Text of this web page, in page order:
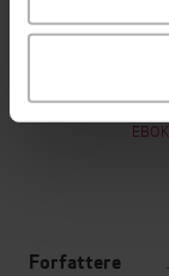
Jo
EBOK
Forfattere